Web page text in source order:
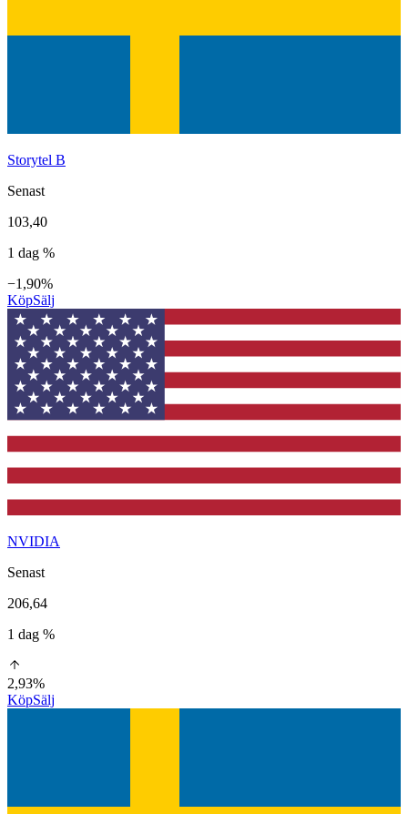
Storytel B
Senast
103,40
1 dag %
−1,90%
KöpSälj
NVIDIA
Senast
206,64
1 dag %
2,93%
KöpSälj